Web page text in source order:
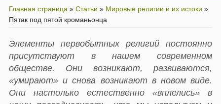
Главная страница » Статьи » Мировые религии и их истоки »
Пятак под пятой кроманьонца
Элементы первобытных религий постоянно
присутствуют в нашем современном
обществе. Они возникают, развиваются,
«умирают» и снова возникают в новом виде.
Они настолько естественно «вплелись» в